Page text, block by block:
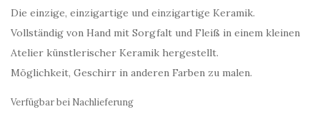
Die einzige, einzigartige und einzigartige Keramik.
Vollständig von Hand mit Sorgfalt und Fleiß in einem kleinen
Atelier künstlerischer Keramik hergestellt.
Möglichkeit, Geschirr in anderen Farben zu malen.
Verfügbar bei Nachlieferung